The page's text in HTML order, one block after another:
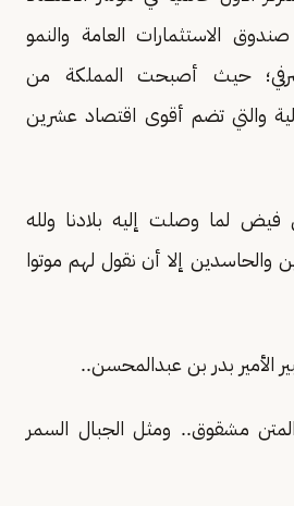
الاستثمارات العامة والنمو
حيث أصبحت المملكة من
والتي تضم أقوى اقتصاد عشرين
لما وصلت إليه بلادنا ولله
والحاسدين إلا أن نقول لهم موتوا
الأمير بدر بن عبدالمحسن..
مشقوق.. ومثل الجبال السمر